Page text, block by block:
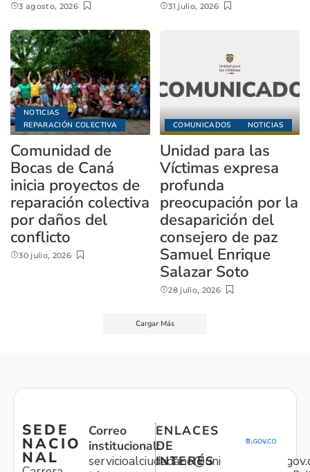
3 agosto, 2026 31 julio, 2026
NOTICIAS
REPARACIÓN COLECTIVA
Comunidad de
Bocas de Caná
inicia proyectos de
reparación colectiva
por daños del
conflicto
30 julio, 2026
COMUNICADOS NOTICIAS
Unidad para las
Víctimas expresa
profunda
preocupación por la
desaparición del
consejero de paz
Samuel Enrique
Salazar Soto
28 julio, 2026
Cargar Más
SEDE
NACIO
NAL
Correo
institucional:
ENLACES
DE
INTERÉS